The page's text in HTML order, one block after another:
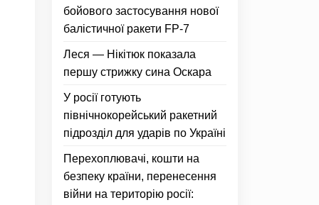
бойового застосування нової
балістичної ракети FP-7
Леся — Нікітюк показала
першу стрижку сина Оскара
У росії готують
північнокорейський ракетний
підрозділ для ударів по Україні
Перехоплювачі, кошти на
безпеку країни, перенесення
війни на територію росії: